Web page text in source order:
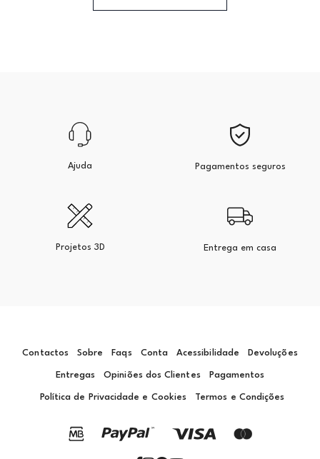
Ajuda Pagamentos seguros
Projetos 3D Entrega em casa
Contactos Sobre Faqs Conta Acessibilidade Devoluções
Entregas Opiniões dos Clientes Pagamentos
Política de Privacidade e Cookies Termos e Condições